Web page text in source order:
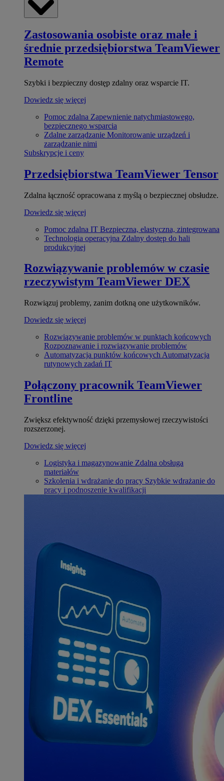
Zastosowania osobiste oraz małe i
średnie przedsiębiorstwa TeamViewer
Remote
Szybki i bezpieczny dostęp zdalny oraz wsparcie IT.
Dowiedz się więcej
Pomoc zdalna Zapewnienie natychmiastowego,
bezpiecznego wsparcia
Zdalne zarządzanie Monitorowanie urządzeń i
zarządzanie nimi
Subskrypcje i ceny
Przedsiębiorstwa TeamViewer Tensor
Zdalna łączność opracowana z myślą o bezpiecznej obsłudze.
Dowiedz się więcej
Pomoc zdalna IT Bezpieczna, elastyczna, zintegrowana
Technologia operacyjna Zdalny dostęp do hali
produkcyjnej
Rozwiązywanie problemów w czasie
rzeczywistym TeamViewer DEX
Rozwiązuj problemy, zanim dotkną one użytkowników.
Dowiedz się więcej
Rozwiązywanie problemów w punktach końcowych
Rozpoznawanie i rozwiązywanie problemów
Automatyzacja punktów końcowych Automatyzacja
rutynowych zadań IT
Połączony pracownik TeamViewer
Frontline
Zwiększ efektywność dzięki przemysłowej rzeczywistości
rozszerzonej.
Dowiedz się więcej
Logistyka i magazynowanie Zdalna obsługa
materiałów
Szkolenia i wdrażanie do pracy Szybkie wdrażanie do
pracy i podnoszenie kwalifikacji